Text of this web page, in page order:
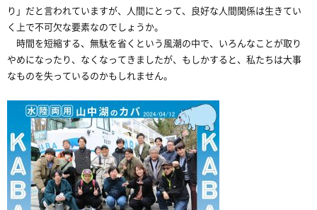
り」だと言われていますが、人間にとって、良好な人間関係は生きてい
く上で不可欠な要素なのでしょうか。
時間を短縮する、無駄を省くという風潮の中で、いろんなことが取り
やめになったり、なくなってきましたが、もしかすると、私たちは大事
なものを失っているのかもしれません。